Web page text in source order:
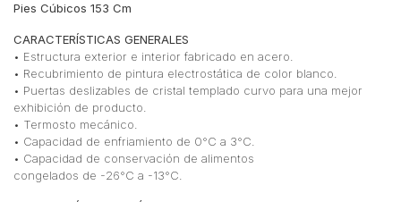
Pies Cúbicos 153 Cm
CARACTERÍSTICAS GENERALES
• Estructura exterior e interior fabricado en acero.
• Recubrimiento de pintura electrostática de color blanco.
• Puertas deslizables de cristal templado curvo para una mejor
exhibición de producto.
• Termosto mecánico.
• Capacidad de enfriamiento de 0°C a 3°C.
• Capacidad de conservación de alimentos
congelados de -26°C a -13°C.